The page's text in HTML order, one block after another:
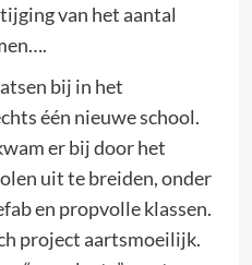
van het aantal
bij in het
één nieuwe school.
er bij door het
uit te breiden, onder
en propvolle klassen.
project aartsmoeilijk.